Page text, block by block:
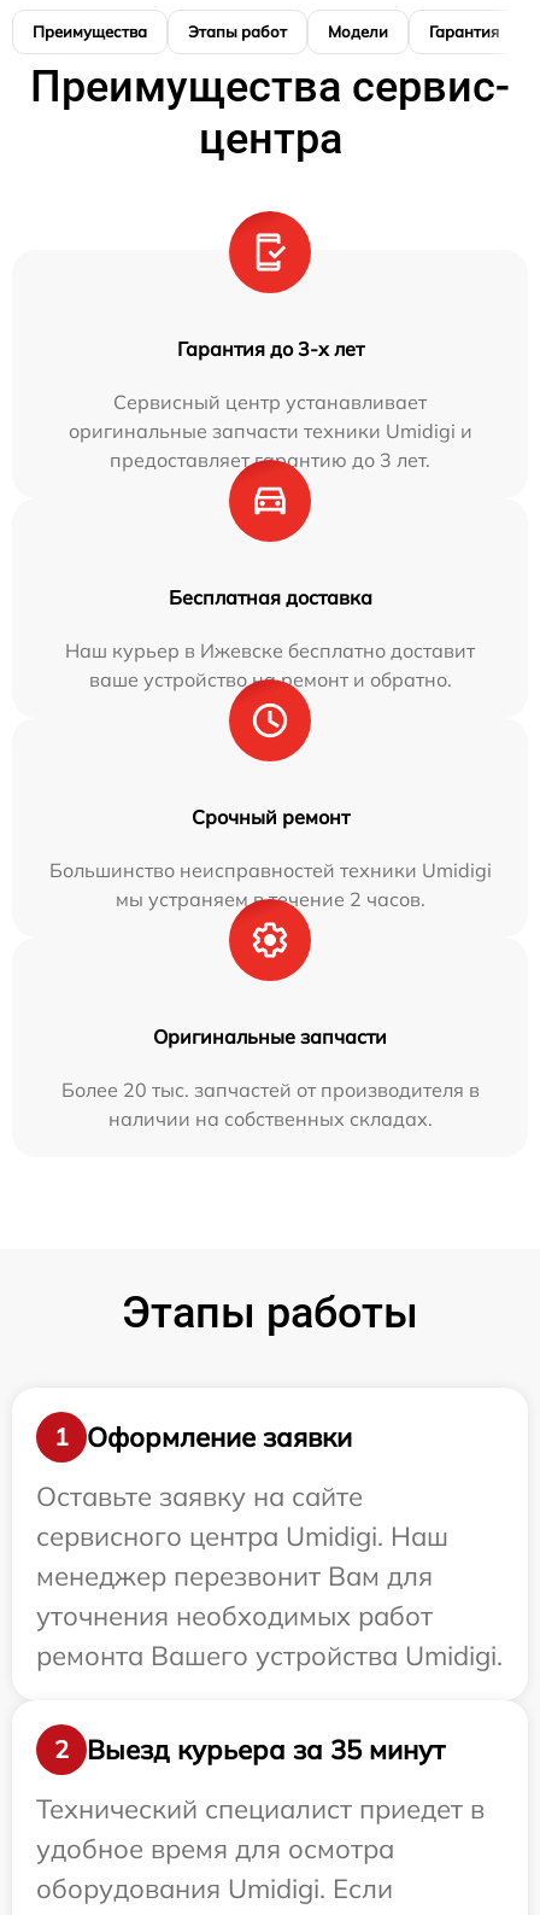
Преимущества Этапы работ Модели Гарантия
Преимущества сервис-
центра
Гарантия до 3-х лет
Сервисный центр устанавливает
оригинальные запчасти техники Umidigi и
предоставляет гарантию до 3 лет.
Бесплатная доставка
Наш курьер в Ижевске бесплатно доставит
ваше устройство на ремонт и обратно.
Срочный ремонт
Большинство неисправностей техники Umidigi
мы устраняем в течение 2 часов.
Оригинальные запчасти
Более 20 тыс. запчастей от производителя в
наличии на собственных складах.
Этапы работы
1
Оформление заявки
Оставьте заявку на сайте
сервисного центра Umidigi. Наш
менеджер перезвонит Вам для
уточнения необходимых работ
ремонта Вашего устройства Umidigi.
2
Выезд курьера за 35 минут
Технический специалист приедет в
удобное время для осмотра
оборудования Umidigi. Если